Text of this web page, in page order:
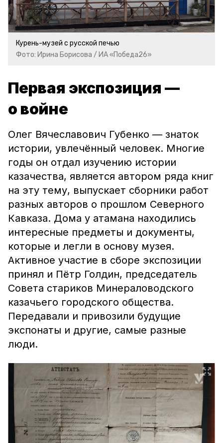
Курень-музей с русской печью
Фото: Ирина Борисова / ИА «Победа26»
Первая экспозиция —
о войне
Олег Вячеславович Губенко — знаток
истории, увлечённый человек. Многие
годы он отдал изучению истории
казачества, является автором ряда книг
на эту тему, выпускает сборники работ
разных авторов о прошлом Северного
Кавказа. Дома у атамана находились
интересные предметы и документы,
которые и легли в основу музея.
Активное участие в сборе экспозиции
принял и Пётр Голдин, председатель
Совета стариков Минераловодского
казачьего городского общества.
Передавали и привозили будущие
экспонаты и другие, самые разные
люди.